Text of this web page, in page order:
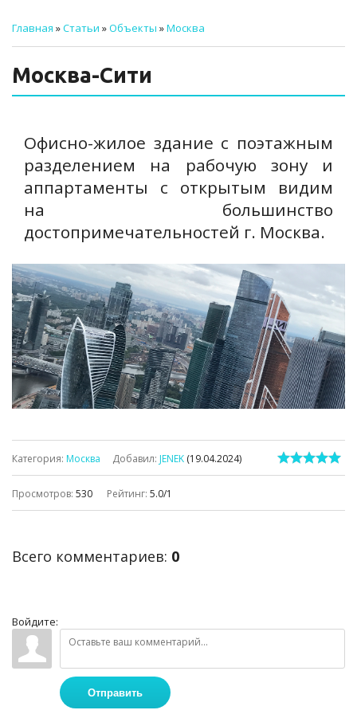
СТРОИТЕЛЬНЫЙ КОНТРОЛЬ
СТРОИТЕЛЬНЫЙ АУДИТ
НОРМАТИВНЫЕ ДОКУМЕНТЫ
О НАС
РЕЕСТРЫ
Главная »Статьи »Объекты »Москва
Москва-Сити
Офисно-жилое здание с поэтажным
разделением на рабочую зону и
аппартаменты с открытым видим
на большинство
достопримечательностей г. Москва.
Категория: Москва Добавил: JENEK (19.04.2024)
Просмотров: 530 Рейтинг: 5.0/1
Всего комментариев: 0
Войдите:
Отправить